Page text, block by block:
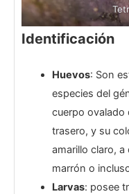
Identificación
Huevos: Son
especies del
cuerpo ovalado
trasero, y su
amarillo claro,
marrón o
Larvas: posee